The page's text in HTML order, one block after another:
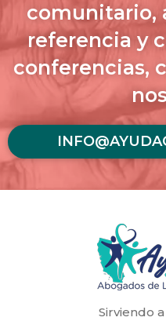
comunitario,
referencia y
conferencias,
Sirviendo